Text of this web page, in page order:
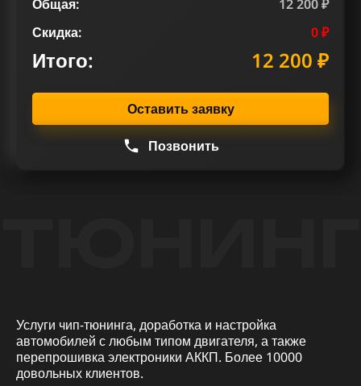
Общая:
12 200 ₽
Скидка:
0 ₽
Итого: 12 200 ₽
Оставить заявку
Позвонить
Услуги чип-тюнинга, доработка и настройка
автомобилей с любым типом двигателя, а также
перепрошивка электроники АККП. Более 10000
довольных клиентов.